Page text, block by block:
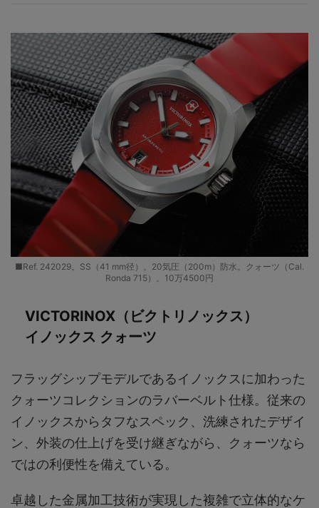
■Ref. 242029。SS（41 mm径）。20気圧（200m）防水。クォーツ（Cal.
Ronda 715）。10万4500円
VICTORINOX（ビクトリノックス）
イノックス クォーツ
フラッグシップモデルであるイノックスに加わった
クォーツコレクションのラバーベルト仕様。従来の
イノックスからタフなスペック、洗練されたデザイ
ン、外装の仕上げを受け継ぎながら、クォーツなら
ではの利便性を備えている。
卓越した金属加工技術が実現した複雑で立体的なケ